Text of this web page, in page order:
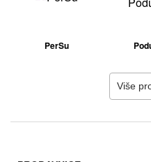
PerSu
Više